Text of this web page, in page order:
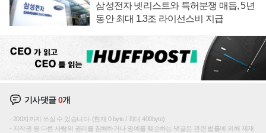
삼성전자 넷리스트와 특허분쟁 매듭, 5년
동안 최대 1.3조 라이선스비 지급
기사댓글0개
200자까지 쓰실 수 있습니다. (현재 0 byte / 최대 400byte)
저작권 등 다른 사람의 권리를 침해하거나 명예를 훼손하는 댓글은 관련 법률에 의해 제재